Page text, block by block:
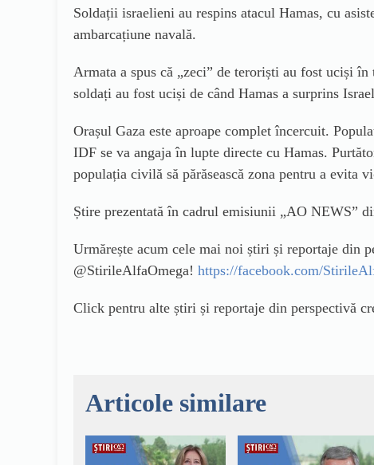
Soldații israelieni au respins atacul Hamas, cu
ambarcațiune navală.
Armata a spus că „zeci” de teroriști au fost uciși
soldați au fost uciși de când Hamas a surprins
Orașul Gaza este aproape complet încercuit.
IDF se va angaja în lupte directe cu Hamas.
populația civilă să părăsească zona pentru a evita
Știre prezentată în cadrul emisiunii „AO NEWS”
Urmărește acum cele mai noi știri și reportaje din
@StirileAlfaOmega! https://facebook.com/
Click pentru alte știri și reportaje din perspectivă
Articole similare